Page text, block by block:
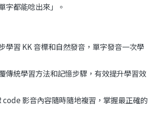
字都能唸出來」。
學習 KK 音標和自然發音，單字發音一次學
傳統學習方法和記憶步驟，有效提升學習效
code 影音內容隨時隨地複習，掌握最正確的